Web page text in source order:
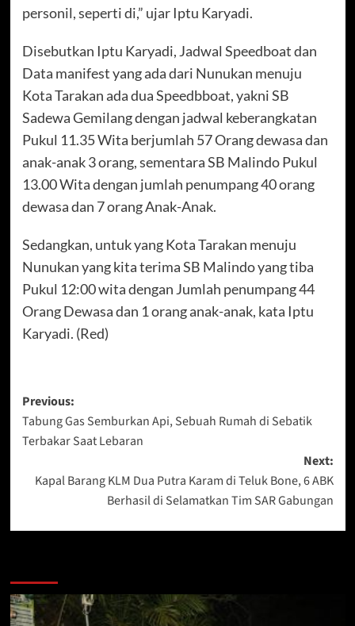
personil, seperti di,” ujar Iptu Karyadi.
Disebutkan Iptu Karyadi, Jadwal Speedboat dan
Data manifest yang ada dari Nunukan menuju
Kota Tarakan ada dua Speedbboat, yakni SB
Sadewa Gemilang dengan jadwal keberangkatan
Pukul 11.35 Wita berjumlah 57 Orang dewasa dan
anak-anak 3 orang, sementara SB Malindo Pukul
13.00 Wita dengan jumlah penumpang 40 orang
dewasa dan 7 orang Anak-Anak.
Sedangkan, untuk yang Kota Tarakan menuju
Nunukan yang kita terima SB Malindo yang tiba
Pukul 12:00 wita dengan Jumlah penumpang 44
Orang Dewasa dan 1 orang anak-anak, kata Iptu
Karyadi. (Red)
Post
navigation
Previous:
Tabung Gas Semburkan Api, Sebuah Rumah di Sebatik
Terbakar Saat Lebaran
Next:
Kapal Barang KLM Dua Putra Karam di Teluk Bone, 6 ABK
Berhasil di Selamatkan Tim SAR Gabungan